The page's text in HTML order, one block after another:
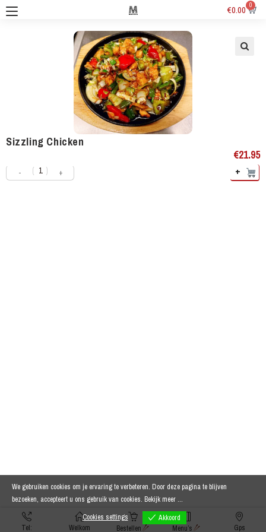
€0.00 0
Sizzling Chicken
€21.95
- + +
Tel: Welkom Bestellen Menu’s Gps
We gebruiken cookies om je ervaring te verbeteren. Door deze pagina te blijven
bezoeken, accepteert u ons gebruik van cookies. Bekijk meer ...
Cookies settings
Akkoord